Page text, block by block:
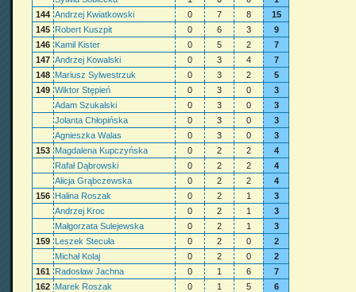
144 Andrzej Kwiatkowski 0 7 8
15
145 Robert Kuszpit 0 6 3
9
146 Kamil Kister 0 5 2
7
147 Andrzej Kowalski 0 3 4
7
148 Mariusz Sylwestrzuk 0 3 2
5
149 Wiktor Stępień 0 3 0
3
Adam Szukalski
0 3 0
3
Jolanta Chłopińska
0 3 0
3
Agnieszka Walas
0 3 0
3
153 Magdalena Kupczyńska 0 2 2
4
Rafał Dąbrowski
0 2 2
4
Alicja Grąbczewska
0 2 2
4
156 Halina Roszak 0 2 1
3
Andrzej Kroc
0 2 1
3
Małgorzata Sulejewska
0 2 1
3
159 Leszek Stecuła 0 2 0
2
Michał Kolaj
0 2 0
2
161
Radosław Jachna 0 1 6
7
162 Marek Roszak 0 1 5
6